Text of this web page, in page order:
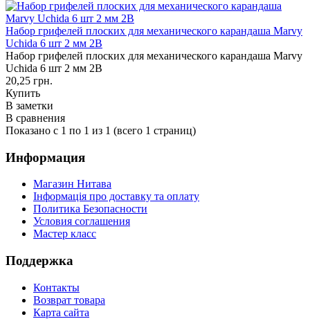
Набор грифелей плоских для механического карандаша Marvy
Uchida 6 шт 2 мм 2В
Набор грифелей плоских для механического карандаша Marvy
Uchida 6 шт 2 мм 2В
20,25 грн.
Купить
В заметки
В сравнения
Показано с 1 по 1 из 1 (всего 1 страниц)
Информация
Магазин Нитава
Інформація про доставку та оплату
Политика Безопасности
Условия соглашения
Мастер класс
Поддержка
Контакты
Возврат товара
Карта сайта